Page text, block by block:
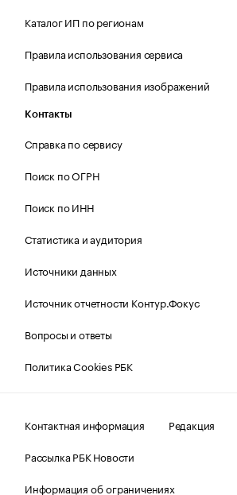
Каталог ИП по регионам
Правила использования сервиса
Правила использования изображений
Контакты
Справка по сервису
Поиск по ОГРН
Поиск по ИНН
Статистика и аудитория
Источники данных
Источник отчетности Контур.Фокус
Вопросы и ответы
Политика Cookies РБК
Контактная информация
Редакция
Рассылка РБК Новости
Информация об ограничениях